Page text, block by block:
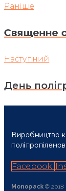
записів
Раніше
Раніше
Cвященне
Наступний
Наступний
День
Виробництво
Facebook
Monopack© 2018